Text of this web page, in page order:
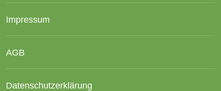
Impressum
AGB
Datenschutzerklärung